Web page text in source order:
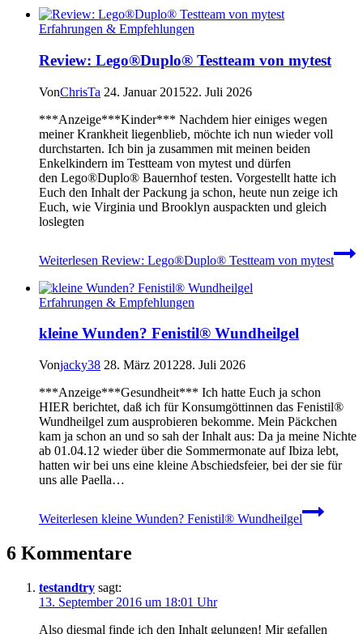
Erfahrungen & Empfehlungen
Review: Lego®Duplo® Testteam von mytest
VonChrisTa 24. Januar 201522. Juli 2026
***Anzeige***Kinder*** Nachdem hier einiges wegen
meiner Krankheit liegenblieb, möchte ich nun wieder voll
durchstarten. Ich bin ja zusammen mit meinen beiden
Enkelkindern im Testteam von mytest und dürfen
den Lego®Duplo® Bauernhof testen. Vorgestellt hatte ich
Euch den Inhalt der Packung ja schon, heute nun zeige ich
Euch, wie Virginia und Brooklyn auspackten und gleich
loslegten
Weiterlesen Review: Lego®Duplo® Testteam von mytest
Erfahrungen & Empfehlungen
kleine Wunden? Fenistil® Wundheilgel
Vonjacky38 28. März 201228. Juli 2026
***Anzeige***Gesundheit*** Ich hatte Euch ja schon
HIER berichtet, daß ich für Konsumgöttinnen das Fenistil®
Wundheilgel zum ausprobieren bekomme. Mein Päckchen
kam ja schon an und so sah der Inhalt aus: Da ja meine Nichte
ab 01.04.12 wieder über die Sommermonate auf Ibiza lebt,
hatten wir bei uns eine kleine Abschiedsfeier, bei der sie für
uns alle Paella…
Weiterlesen kleine Wunden? Fenistil® Wundheilgel
6 Kommentare
testandtry sagt:
13. September 2016 um 18:01 Uhr
Also diesmal finde ich den Inhalt gelungen! Mir gefallen